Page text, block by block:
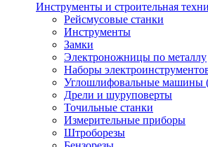
Инструменты и строительная
Рейсмусовые станки
Инструменты
Замки
Электроножницы по металлу
Наборы
Углошлифовальные
Дрели и шуруповерты
Точильные станки
Измерительные приборы
Штроборезы